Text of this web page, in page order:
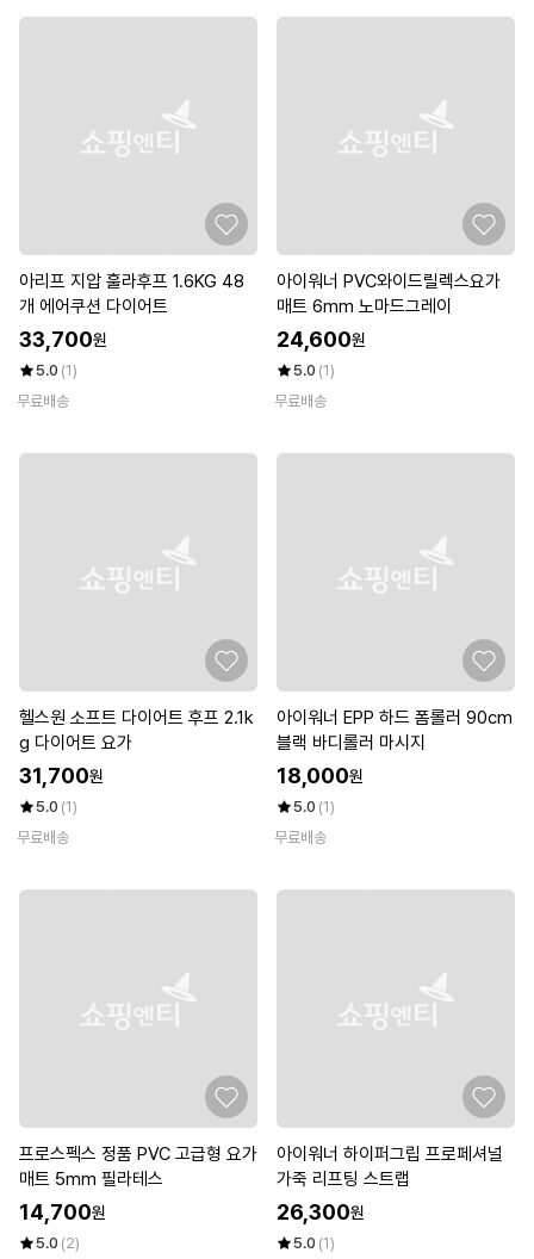
아리프 지압 훌라후프 1.6KG 48
개 에어쿠션 다이어트
33,700원
5.0 (1)
무료배송
아이워너 PVC와이드릴렉스요가
매트 6mm 노마드그레이
24,600원
5.0 (1)
무료배송
헬스원 소프트 다이어트 후프 2.1k
g 다이어트 요가
31,700원
5.0 (1)
무료배송
아이워너 EPP 하드 폼롤러 90cm
블랙 바디롤러 마시지
18,000원
5.0 (1)
무료배송
프로스펙스 정품 PVC 고급형 요가
매트 5mm 필라테스
14,700원
5.0 (2)
아이워너 하이퍼그립 프로페셔널
가죽 리프팅 스트랩
26,300원
5.0 (1)